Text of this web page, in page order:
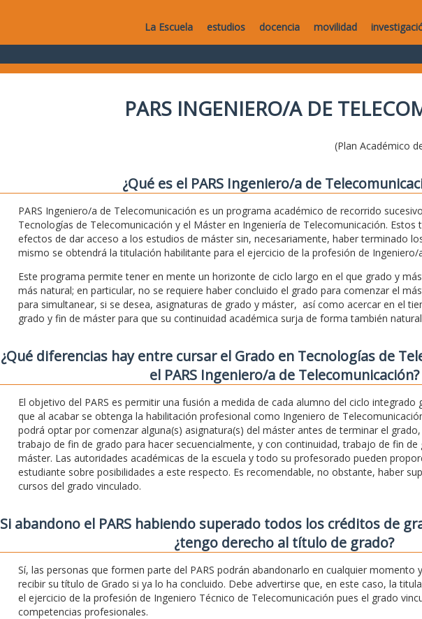
La Escuela estudios docencia movilidad
PARS INGENIERO/A DE
(Plan Académico
¿Qué es el PARS Ingeniero/a de
PARS Ingeniero/a de Telecomunicación es un programa académico de recorrido
Tecnologías de Telecomunicación y el Máster en Ingeniería de Telecomunicación. Estos
efectos de dar acceso a los estudios de máster sin, necesariamente, haber terminado
mismo se obtendrá la titulación habilitante para el ejercicio de la profesión de Ingeniero/
Este programa permite tener en mente un horizonte de ciclo largo en el que grado y
más natural; en particular, no se requiere haber concluido el grado para comenzar el
para simultanear, si se desea, asignaturas de grado y máster, así como acercar en el
grado y fin de máster para que su continuidad académica surja de forma también
¿Qué diferencias hay entre cursar el Grado en Tecnologías de
el PARS Ingeniero/a de Telecomunicación?
El objetivo del PARS es permitir una fusión a medida de cada alumno del ciclo
que al acabar se obtenga la habilitación profesional como Ingeniero de
podrá optar por comenzar alguna(s) asignatura(s) del máster antes de terminar el
trabajo de fin de grado para hacer secuencialmente, y con continuidad, trabajo de fin
máster. Las autoridades académicas de la escuela y todo su profesorado pueden
estudiante sobre posibilidades a este respecto. Es recomendable, no obstante, haber
cursos del grado vinculado.
Si abandono el PARS habiendo superado todos los créditos de
¿tengo derecho al título de grado?
Sí, las personas que formen parte del PARS podrán abandonarlo en cualquier momento
recibir su título de Grado si ya lo ha concluido. Debe advertirse que, en este caso, la
el ejercicio de la profesión de Ingeniero Técnico de Telecomunicación pues el grado
competencias profesionales.